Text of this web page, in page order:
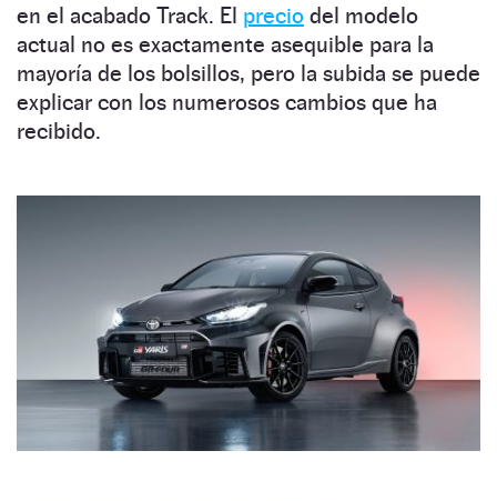
en el acabado Track. El precio del modelo
actual no es exactamente asequible para la
mayoría de los bolsillos, pero la subida se puede
explicar con los numerosos cambios que ha
recibido.